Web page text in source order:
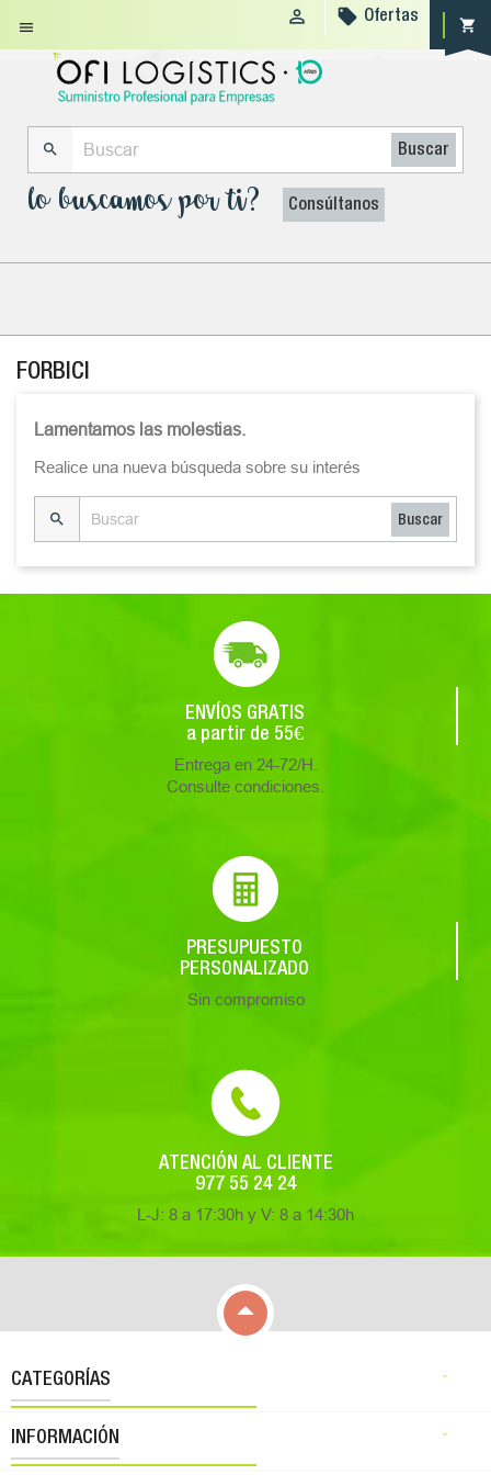
 shopping_cart
  Ofertas
 Buscar
lo buscamos por ti? Consúltanos
FORBICI
Lamentamos las molestias.
Realice una nueva búsqueda sobre su interés
 Buscar
ENVÍOS GRATIS
a partir de 55€
Entrega en 24-72/H.
Consulte condiciones.
PRESUPUESTO
PERSONALIZADO
Sin compromiso
ATENCIÓN AL CLIENTE
977 55 24 24
L-J: 8 a 17:30h y V: 8 a 14:30h

CATEGORÍAS 
INFORMACIÓN 